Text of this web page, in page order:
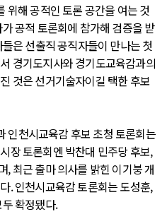
위해 공적인 토론 공간을 여는 것
공적 토론회에 참가해 검증을 받
은 선출직 공직자들이 만나는 첫
경기도지사와 경기도교육감과의
것은 선거기술자이길 택한 후보
인천시교육감 후보 초청 토론회는
장 토론회엔 박찬대 민주당 후보,
, 최근 출마 의사를 밝힌 이기붕 개
. 인천시교육감 토론회는 도성훈,
확정됐다.